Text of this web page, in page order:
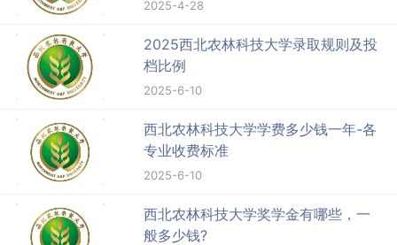
2025-4-28
2025西北农林科技大学录取规则及投
档比例
2025-6-10
西北农林科技大学学费多少钱一年-各
专业收费标准
2025-6-10
西北农林科技大学奖学金有哪些，一
般多少钱?